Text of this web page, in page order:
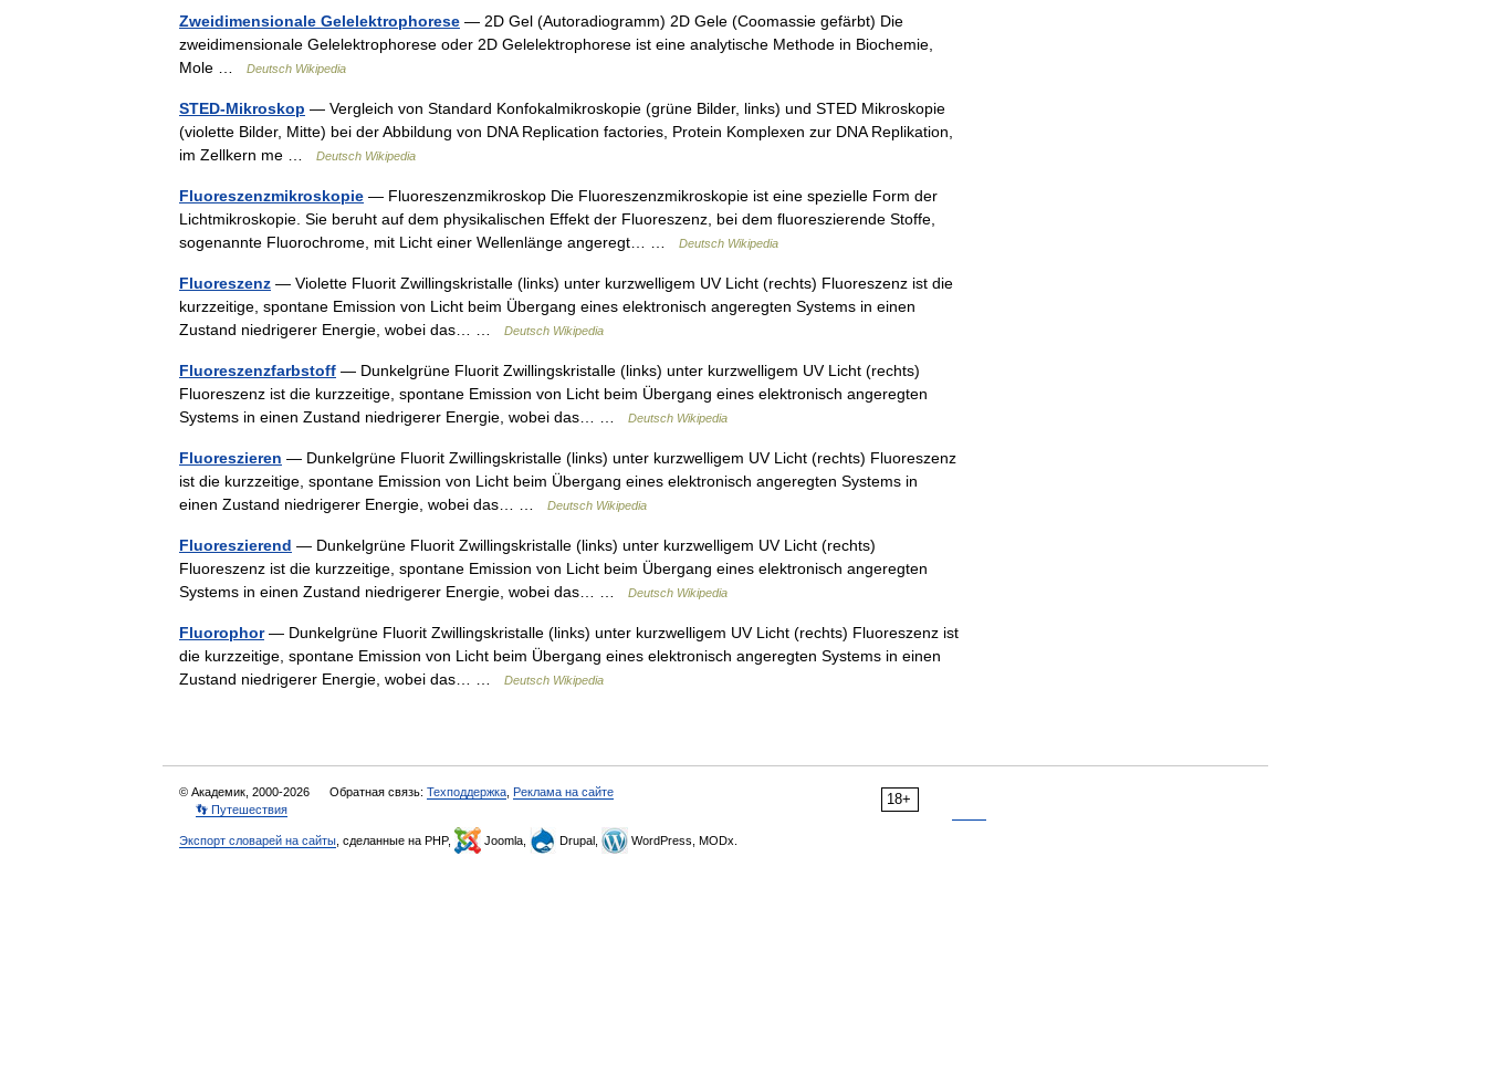
Zweidimensionale Gelelektrophorese — 2D Gel (Autoradiogramm) 2D Gele (Coomassie gefärbt) Die
zweidimensionale Gelelektrophorese oder 2D Gelelektrophorese ist eine analytische Methode in Biochemie,
Mole …
Deutsch Wikipedia
STED-Mikroskop — Vergleich von Standard Konfokalmikroskopie (grüne Bilder, links) und STED Mikroskopie
(violette Bilder, Mitte) bei der Abbildung von DNA Replication factories, Protein Komplexen zur DNA Replikation,
im Zellkern me …
Deutsch Wikipedia
Fluoreszenzmikroskopie — Fluoreszenzmikroskop Die Fluoreszenzmikroskopie ist eine spezielle Form der
Lichtmikroskopie. Sie beruht auf dem physikalischen Effekt der Fluoreszenz, bei dem fluoreszierende Stoffe,
sogenannte Fluorochrome, mit Licht einer Wellenlänge angeregt… …
Deutsch Wikipedia
Fluoreszenz — Violette Fluorit Zwillingskristalle (links) unter kurzwelligem UV Licht (rechts) Fluoreszenz ist die
kurzzeitige, spontane Emission von Licht beim Übergang eines elektronisch angeregten Systems in einen
Zustand niedrigerer Energie, wobei das… …
Deutsch Wikipedia
Fluoreszenzfarbstoff — Dunkelgrüne Fluorit Zwillingskristalle (links) unter kurzwelligem UV Licht (rechts)
Fluoreszenz ist die kurzzeitige, spontane Emission von Licht beim Übergang eines elektronisch angeregten
Systems in einen Zustand niedrigerer Energie, wobei das… …
Deutsch Wikipedia
Fluoreszieren — Dunkelgrüne Fluorit Zwillingskristalle (links) unter kurzwelligem UV Licht (rechts) Fluoreszenz
ist die kurzzeitige, spontane Emission von Licht beim Übergang eines elektronisch angeregten Systems in
einen Zustand niedrigerer Energie, wobei das… …
Deutsch Wikipedia
Fluoreszierend — Dunkelgrüne Fluorit Zwillingskristalle (links) unter kurzwelligem UV Licht (rechts)
Fluoreszenz ist die kurzzeitige, spontane Emission von Licht beim Übergang eines elektronisch angeregten
Systems in einen Zustand niedrigerer Energie, wobei das… …
Deutsch Wikipedia
Fluorophor— Dunkelgrüne Fluorit Zwillingskristalle (links) unter kurzwelligem UV Licht (rechts) Fluoreszenz ist
die kurzzeitige, spontane Emission von Licht beim Übergang eines elektronisch angeregten Systems in einen
Zustand niedrigerer Energie, wobei das… …
Deutsch Wikipedia
18+
© Академик, 2000-2026 Обратная связь: Техподдержка Реклама на сайте
👣 Путешествия
Экспорт словарей на сайты , сделанные на PHP, Joomla, Drupal, WordPress, MODx.